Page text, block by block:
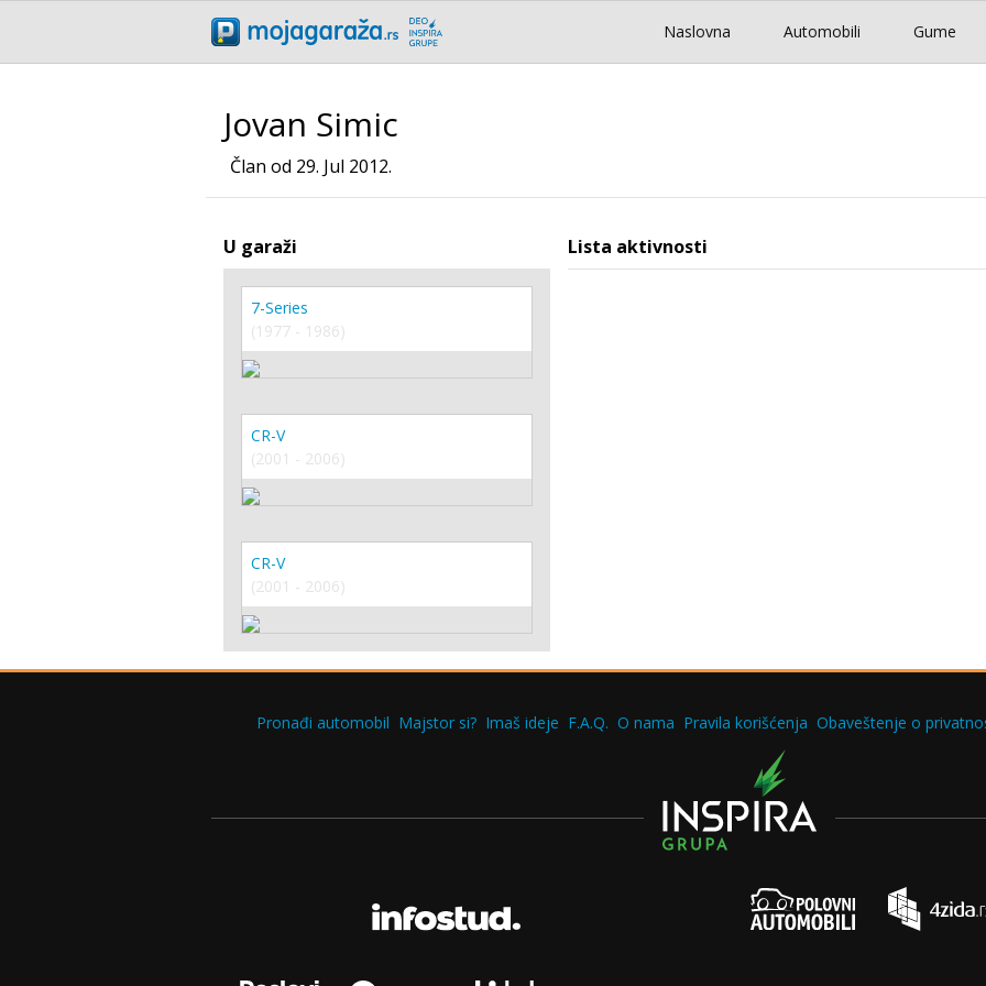
Naslovna Automobili Gume
Jovan Simic
Član od 29. Jul 2012.
U garaži
7-Series
(1977 - 1986)
CR-V
(2001 - 2006)
CR-V
(2001 - 2006)
Lista aktivnosti
Pronađi automobil Majstor si? Imaš ideje F.A.Q. O nama Pravila korišćenja Obaveštenje o